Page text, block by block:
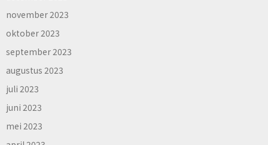
november 2023
oktober 2023
september 2023
augustus 2023
juli 2023
juni 2023
mei 2023